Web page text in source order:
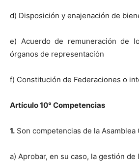
d) Disposición y enajenación de
e) Acuerdo de remuneración de
órganos de representación
f) Constitución de Federaciones o
Artículo 10° Competencias
1. Son competencias de la Asamblea
a) Aprobar, en su caso, la gestión de